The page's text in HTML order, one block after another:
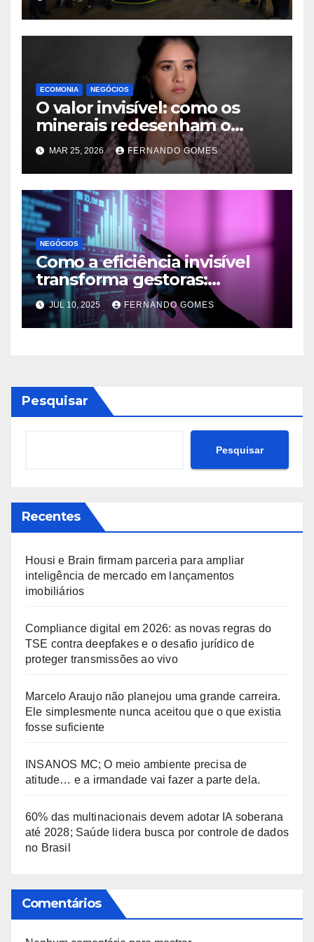
exibição de Lamborghini
exclusiva na Praça Capivari
ECOMONIA NEGÓCIOS
O valor invisível: como os
minerais redesenham o
equilíbrio de poder mundial
MAR 25, 2026 FERNANDO GOMES
NEGÓCIOS
Como a eficiência invisível
transforma gestoras:
Guilherme Sattamini e a
tecnologia por trás da nova
era dos fundos
JUL 10, 2025 FERNANDO GOMES
Pesquisar
Pesquisar
Recentes
Housi e Brain firmam parceria para ampliar
inteligência de mercado em lançamentos
imobiliários
Compliance digital em 2026: as novas regras do
TSE contra deepfakes e o desafio jurídico de
proteger transmissões ao vivo
Marcelo Araujo não planejou uma grande carreira.
Ele simplesmente nunca aceitou que o que existia
fosse suficiente
INSANOS MC; O meio ambiente precisa de
atitude… e a irmandade vai fazer a parte dela.
60% das multinacionais devem adotar IA soberana
até 2028; Saúde lidera busca por controle de dados
no Brasil
Comentários